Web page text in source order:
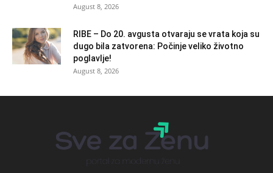
August 8, 2026
RIBE – Do 20. avgusta otvaraju se vrata koja su
dugo bila zatvorena: Počinje veliko životno
poglavlje!
August 8, 2026